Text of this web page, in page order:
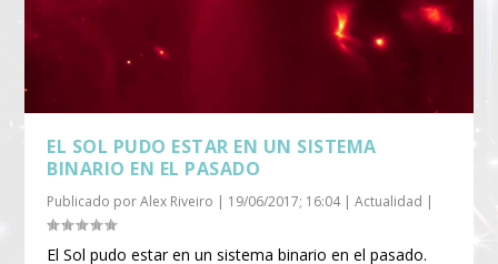
EL SOL PUDO ESTAR EN UN SISTEMA
BINARIO EN EL PASADO
Publicado porAlex Riveiro | 19/06/2017; 16:04|Actualidad |
El Sol pudo estar en un sistema binario en el pasado.